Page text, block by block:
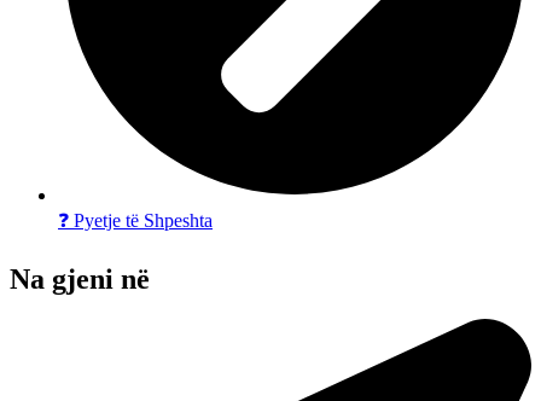
❓ Pyetje të Shpeshta
Na gjeni në